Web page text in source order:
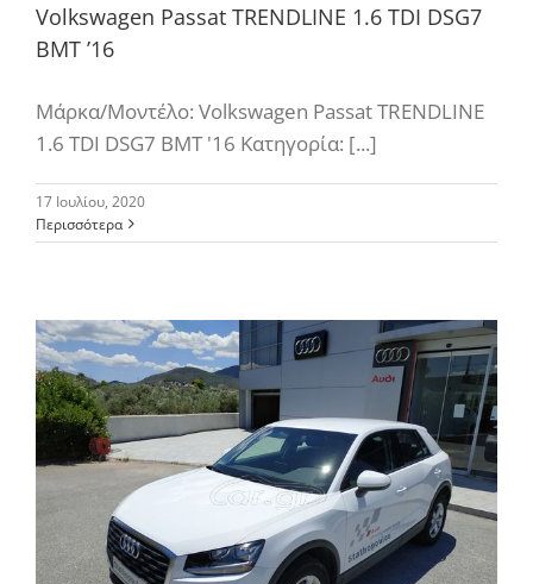
Volkswagen Passat TRENDLINE 1.6 ΤDI DSG7
BMT ’16
Μάρκα/Μοντέλο: Volkswagen Passat TRENDLINE
1.6 ΤDI DSG7 BMT '16 Κατηγορία: [...]
17 Ιουλίου, 2020
Περισσότερα